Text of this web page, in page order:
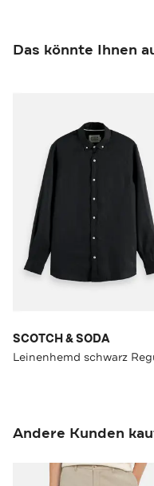
Das könnte Ihnen
SCOTCH & SODA
Andere Kunden